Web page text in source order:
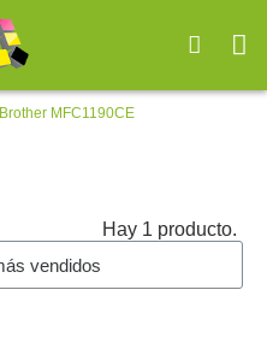
Brother MFC1190CE
Hay 1 producto.